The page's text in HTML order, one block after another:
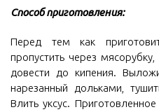
Способ приготовления:
Перед тем как
пропустить через
довести до кипения.
нарезанный дольками,
Влить уксус.